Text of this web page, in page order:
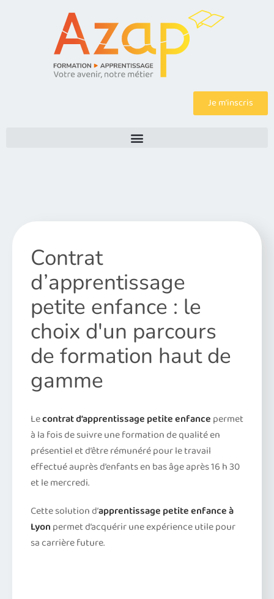
Je m’inscris
Contrat
d’apprentissage
petite enfance : le
choix d'un parcours
de formation haut de
gamme
Lecontrat d’apprentissage petite enfance permet
à la fois de suivre une formation de qualité en
présentiel et d’être rémunéré pour le travail
effectué auprès d’enfants en bas âge après 16 h 30
et le mercredi.
Cette solution d’apprentissage petite enfance à
Lyon permet d’acquérir une expérience utile pour
sa carrière future.